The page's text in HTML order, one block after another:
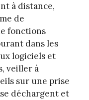
à distance,
de
fonctions
dans les
logiciels et
veiller à
sur une prise
déchargent et